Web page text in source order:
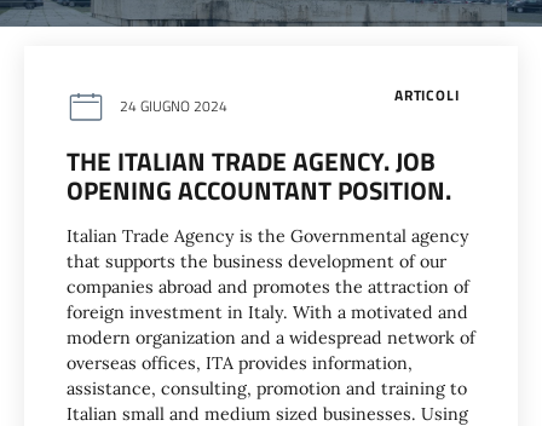
ARTICOLI
24 GIUGNO 2024
THE ITALIAN TRADE AGENCY. JOB
OPENING ACCOUNTANT POSITION.
Italian Trade Agency is the Governmental agency
that supports the business development of our
companies abroad and promotes the attraction of
foreign investment in Italy. With a motivated and
modern organization and a widespread network of
overseas offices, ITA provides information,
assistance, consulting, promotion and training to
Italian small and medium sized businesses. Using